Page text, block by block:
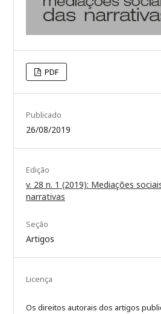
PDF
Publicado
26/08/2019
Edição
v. 28 n. 1 (2019): Mediações
narrativas
Seção
Artigos
Licença
Os direitos autorais dos artigos